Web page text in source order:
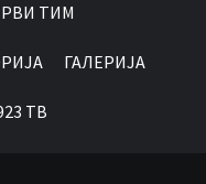
ТИМ
ГАЛЕРИЈА
ТВ